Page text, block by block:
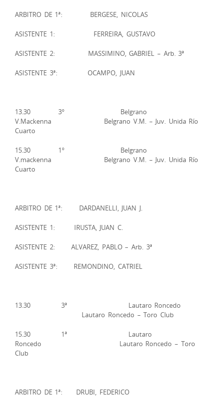
ARBITRO DE 1ª: BERGESE, NICOLAS
ASISTENTE 1: FERREIRA, GUSTAVO
ASISTENTE 2: MASSIMINO, GABRIEL – Arb. 3ª
ASISTENTE 3ª: OCAMPO, JUAN
13.30 3° Belgrano
V.Mackenna Belgrano V.M. – Juv. Unida Río
Cuarto
15.30 1° Belgrano
V.mackenna Belgrano V.M. – Juv. Unida Río
Cuarto
ARBITRO DE 1ª: DARDANELLI, JUAN J.
ASISTENTE 1: IRUSTA, JUAN C.
ASISTENTE 2: ALVAREZ, PABLO – Arb. 3ª
ASISTENTE 3ª: REMONDINO, CATRIEL
13.30 3ª Lautaro Roncedo
Lautaro Roncedo – Toro Club
15.30 1ª Lautaro
Roncedo Lautaro Roncedo – Toro
Club
ARBITRO DE 1ª: DRUBI, FEDERICO